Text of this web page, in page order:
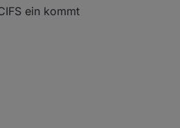
ein kommt